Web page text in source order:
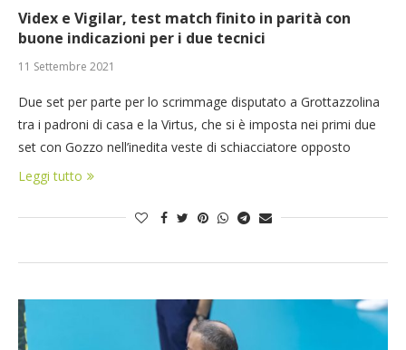
Videx e Vigilar, test match finito in parità con
buone indicazioni per i due tecnici
11 Settembre 2021
Due set per parte per lo scrimmage disputato a Grottazzolina
tra i padroni di casa e la Virtus, che si è imposta nei primi due
set con Gozzo nell’inedita veste di schiacciatore opposto
Leggi tutto